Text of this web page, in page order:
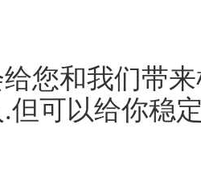
您和我们带
但可以给你稳